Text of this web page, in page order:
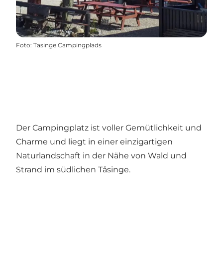
Foto: Tasinge Campingplads
Der Campingplatz ist voller Gemütlichkeit und
Charme und liegt in einer einzigartigen
Naturlandschaft in der Nähe von Wald und
Strand im südlichen Tåsinge.